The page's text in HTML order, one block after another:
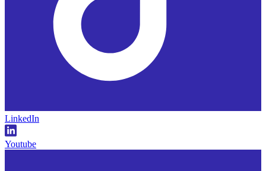
LinkedIn
Youtube